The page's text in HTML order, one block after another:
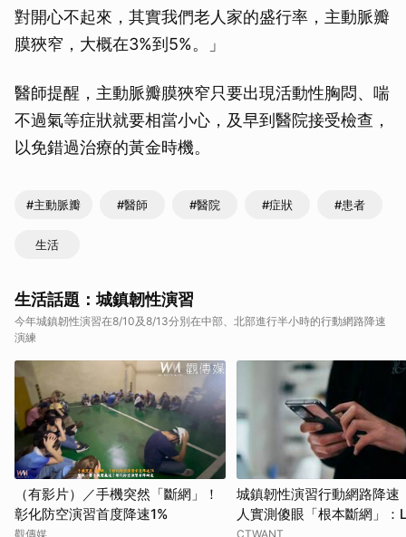
對開心不起來，其實我們老人家的盛行率，主動脈瓣
膜狹窄，大概在3%到5%。」
醫師提醒，主動脈瓣膜狹窄只要出現活動性胸悶、喘
不過氣等症狀就要相當小心，及早到醫院接受檢查，
以免錯過治療的黃金時機。
#主動脈瓣 #醫師 #醫院 #症狀 #患者
生活
生活話題：城鎮韌性演習
今年城鎮韌性演習在8/10及8/13分別在中部、北部進行半小時的行動網路降速
演練
（有影片）／手機突然「斷網」！
彰化防空演習首度降速1%
觀傳媒
城鎮韌性演習行動網路降
人實測傻眼「根本斷網」：
CTWANT